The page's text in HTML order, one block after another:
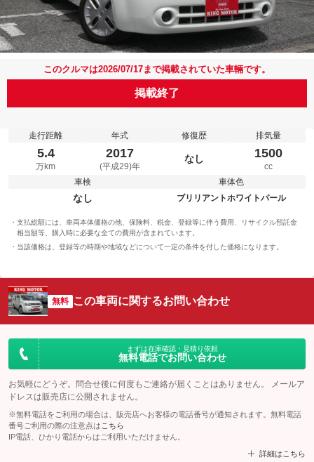
このクルマは2026/07/17まで掲載されていた車輛です。
掲載終了
走行距離
5.4
万km
年式
2017
(平成29)年
修復歴
なし
排気量
1500
cc
車検
なし
車体色
ブリリアントホワイトパール
支払総額には、車両本体価格の他、保険料、税金、登録等に伴う費用、リサイクル預託金
相当額等、購入時に必要な全ての費用が含まれています。
当該価格は、登録等の時期や地域などについて一定の条件を付した価格になります。
無料 この車両に関するお問い合わせ
まずは在庫確認・見積り依頼
無料電話でお問い合わせ
お気軽にどうぞ。問合せ後に何度もご連絡が届くことはありません。 メールア
ドレスは販売店に公開されません。
※無料電話をご利用の場合は、販売店へお客様の電話番号が通知されます。無料電話
番号ご利用の際の注意点は こちら
IP電話、ひかり電話からはご利用いただけません。
詳細はこちら